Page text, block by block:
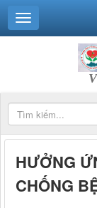
HƯỞNG
CHỐNG